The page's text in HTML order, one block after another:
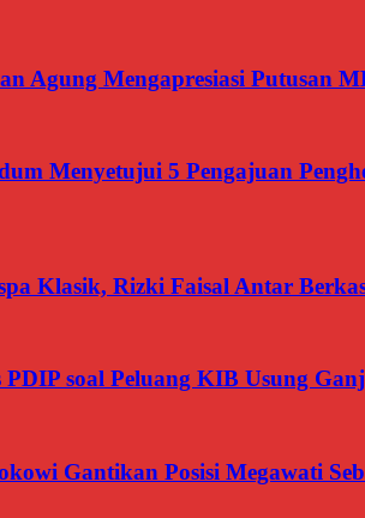
Agung Mengapresiasi Putusan
Menyetujui 5 Pengajuan
Klasik, Rizki Faisal Antar
PDIP soal Peluang KIB Usung
Gantikan Posisi Megawati